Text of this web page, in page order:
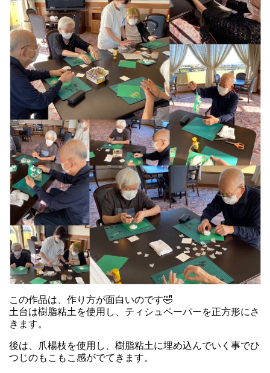
この作品は、作り方が面白いのです🤣
土台は樹脂粘土を使用し、ティシュペーパーを正方形にさ
きます。
後は、爪楊枝を使用し、樹脂粘土に埋め込んでいく事でひ
つじのもこもこ感がでてきます。